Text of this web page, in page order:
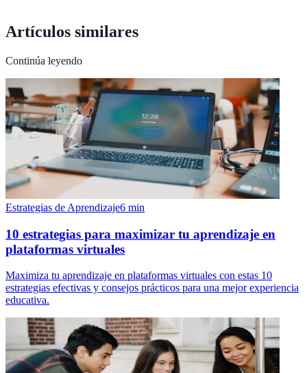
Artículos similares
Continúa leyendo
Estrategias de Aprendizaje6 min
10 estrategias para maximizar tu aprendizaje en
plataformas virtuales
Maximiza tu aprendizaje en plataformas virtuales con estas 10
estrategias efectivas y consejos prácticos para una mejor experiencia
educativa.